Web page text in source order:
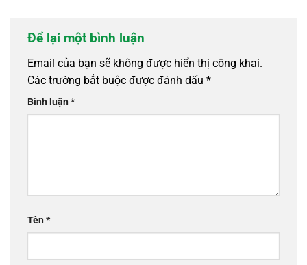
Để lại một bình luận
Email của bạn sẽ không được hiển thị công khai.
Các trường bắt buộc được đánh dấu *
Bình luận*
Tên*